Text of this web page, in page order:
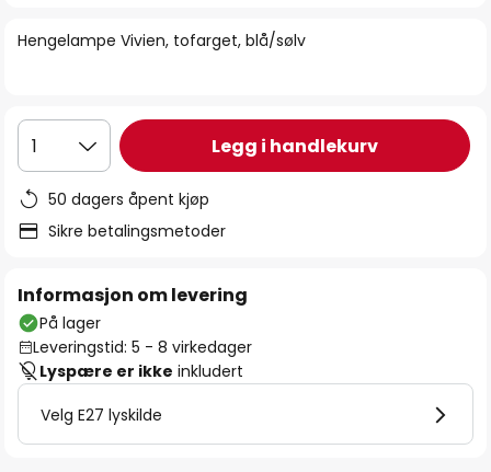
Hengelampe Vivien, tofarget, blå/sølv
1 Legg i handlekurv
50 dagers åpent kjøp
Sikre betalingsmetoder
Informasjon om levering
På lager
Leveringstid: 5 - 8 virkedager
Lyspære er ikke inkludert
Velg E27 lyskilde